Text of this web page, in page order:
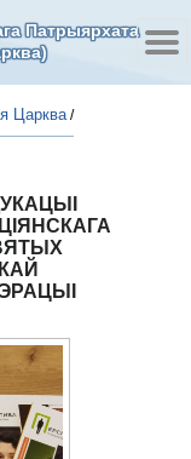
Патрыярхата
Царква/